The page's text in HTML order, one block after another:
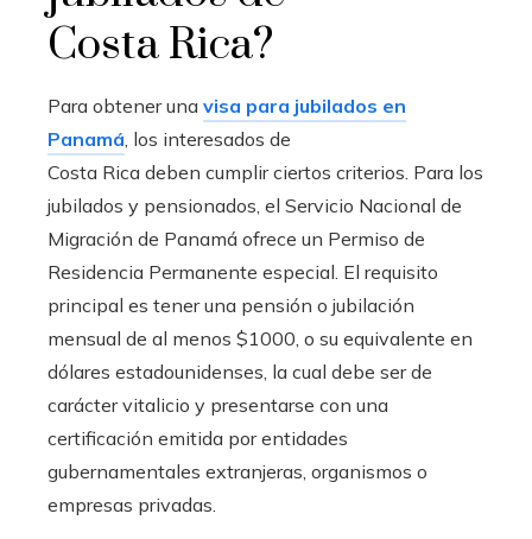
Costa Rica?
Para obtener una visa para jubilados en
Panamá, los interesados de
Costa Rica deben cumplir ciertos criterios. Para los
jubilados y pensionados, el Servicio Nacional de
Migración de Panamá ofrece un Permiso de
Residencia Permanente especial. El requisito
principal es tener una pensión o jubilación
mensual de al menos $1000, o su equivalente en
dólares estadounidenses, la cual debe ser de
carácter vitalicio y presentarse con una
certificación emitida por entidades
gubernamentales extranjeras, organismos o
empresas privadas.